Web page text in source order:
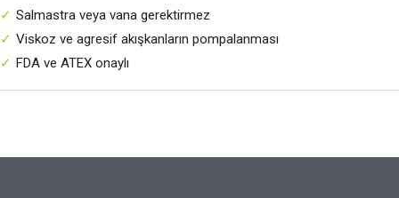
Salmastra veya vana gerektirmez
Viskoz ve agresif akışkanların pompalanması
FDA ve ATEX onaylı